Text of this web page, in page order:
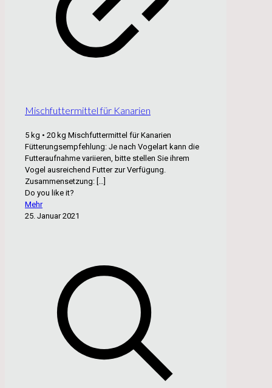
Mischfuttermittel für Kanarien
5 kg • 20 kg Mischfuttermittel für Kanarien
Fütterungsempfehlung: Je nach Vogelart kann die
Futteraufnahme variieren, bitte stellen Sie ihrem
Vogel ausreichend Futter zur Verfügung.
Zusammensetzung: […]
Do you like it?
Mehr
25. Januar 2021